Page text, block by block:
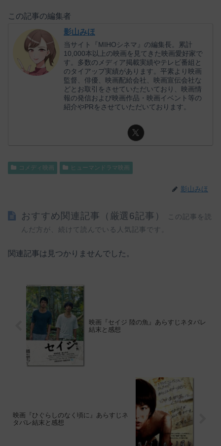
この記事の編集者
影山みほ
当サイト『MIHOシネマ』の編集長。累計
10,000本以上の映画を見てきた映画愛好家で
す。多数のメディア掲載実績やテレビ番組と
のタイアップ実績があります。平素より映画
監督、俳優、映画配給会社、映画宣伝会社な
どとお取引をさせていただいており、映画情
報の発信および映画作品・映画イベント等の
紹介やPRをさせていただいております。
コメディ映画 ヒューマンドラマ映画
影山みほ
おすすめ関連記事（厳選6記事）
この記事を読
んだ方が、続けて読んでいる人気記事です。
関連記事は見つかりませんでした。
映画『セイジ 陸の魚』あらすじネタバレ
結末と感想
映画『ひぐらしのなく頃に』あらすじネ
タバレ結末と感想